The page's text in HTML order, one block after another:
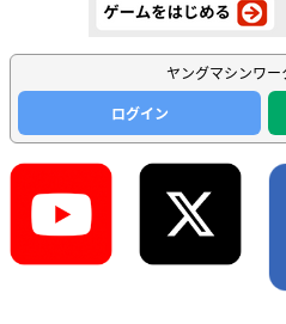
ヤングマシンワー
ログイン